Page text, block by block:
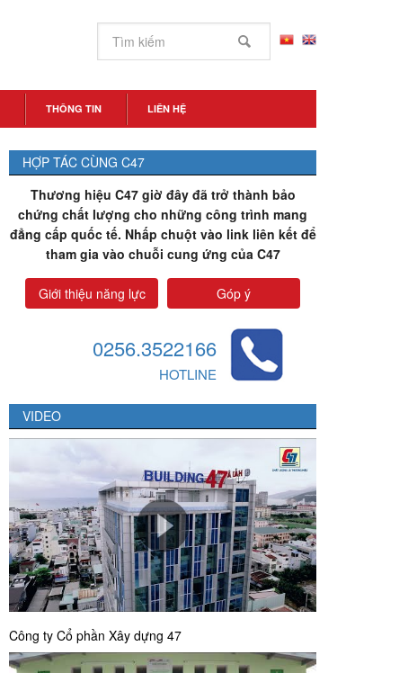
THÔNG TIN LIÊN HỆ
HỢP TÁC CÙNG C47
Thương hiệu C47 giờ đây đã trở thành bảo
chứng chất lượng cho những công trình mang
đẳng cấp quốc tế. Nhấp chuột vào link liên kết để
tham gia vào chuỗi cung ứng của C47
Giới thiệu năng lực Góp ý
0256.3522166
HOTLINE
VIDEO
Công ty Cổ phần Xây dựng 47